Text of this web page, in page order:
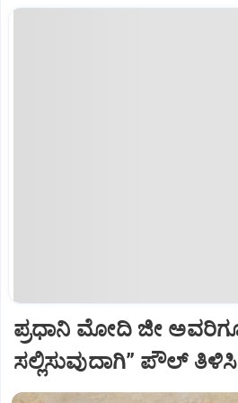
ಪ್ರಧಾನಿ ಮೋದಿ ಜೀ
ಸಲ್ಲಿಸುವುದಾಗಿ” ಪೌಲ್‌